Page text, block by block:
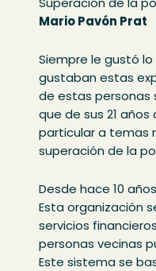
Mario Pavón Prat
Siempre le gustó
gustaban estas
de estas personas
que de sus 21
particular a temas
superación de la
Desde hace 10
Esta organización
servicios
personas vecinas
Este sistema se